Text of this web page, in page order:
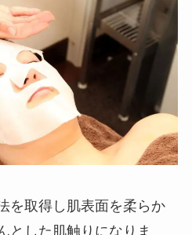
を取得し肌表面を柔らか
とした肌触りになりま